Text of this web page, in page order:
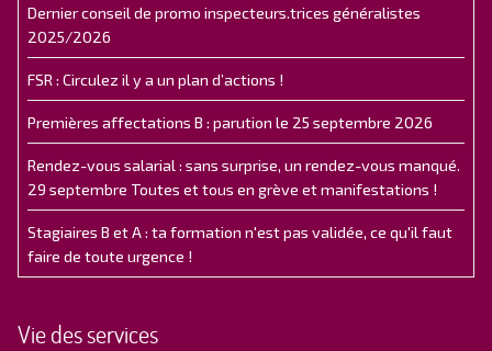
Dernier conseil de promo inspecteurs.trices généralistes
2025/2026
FSR : Circulez il y a un plan d’actions !
Premières affectations B : parution le 25 septembre 2026
Rendez-vous salarial : sans surprise, un rendez-vous manqué.
29 septembre Toutes et tous en grève et manifestations !
Stagiaires B et A : ta formation n'est pas validée, ce qu'il faut
faire de toute urgence !
Vie des services